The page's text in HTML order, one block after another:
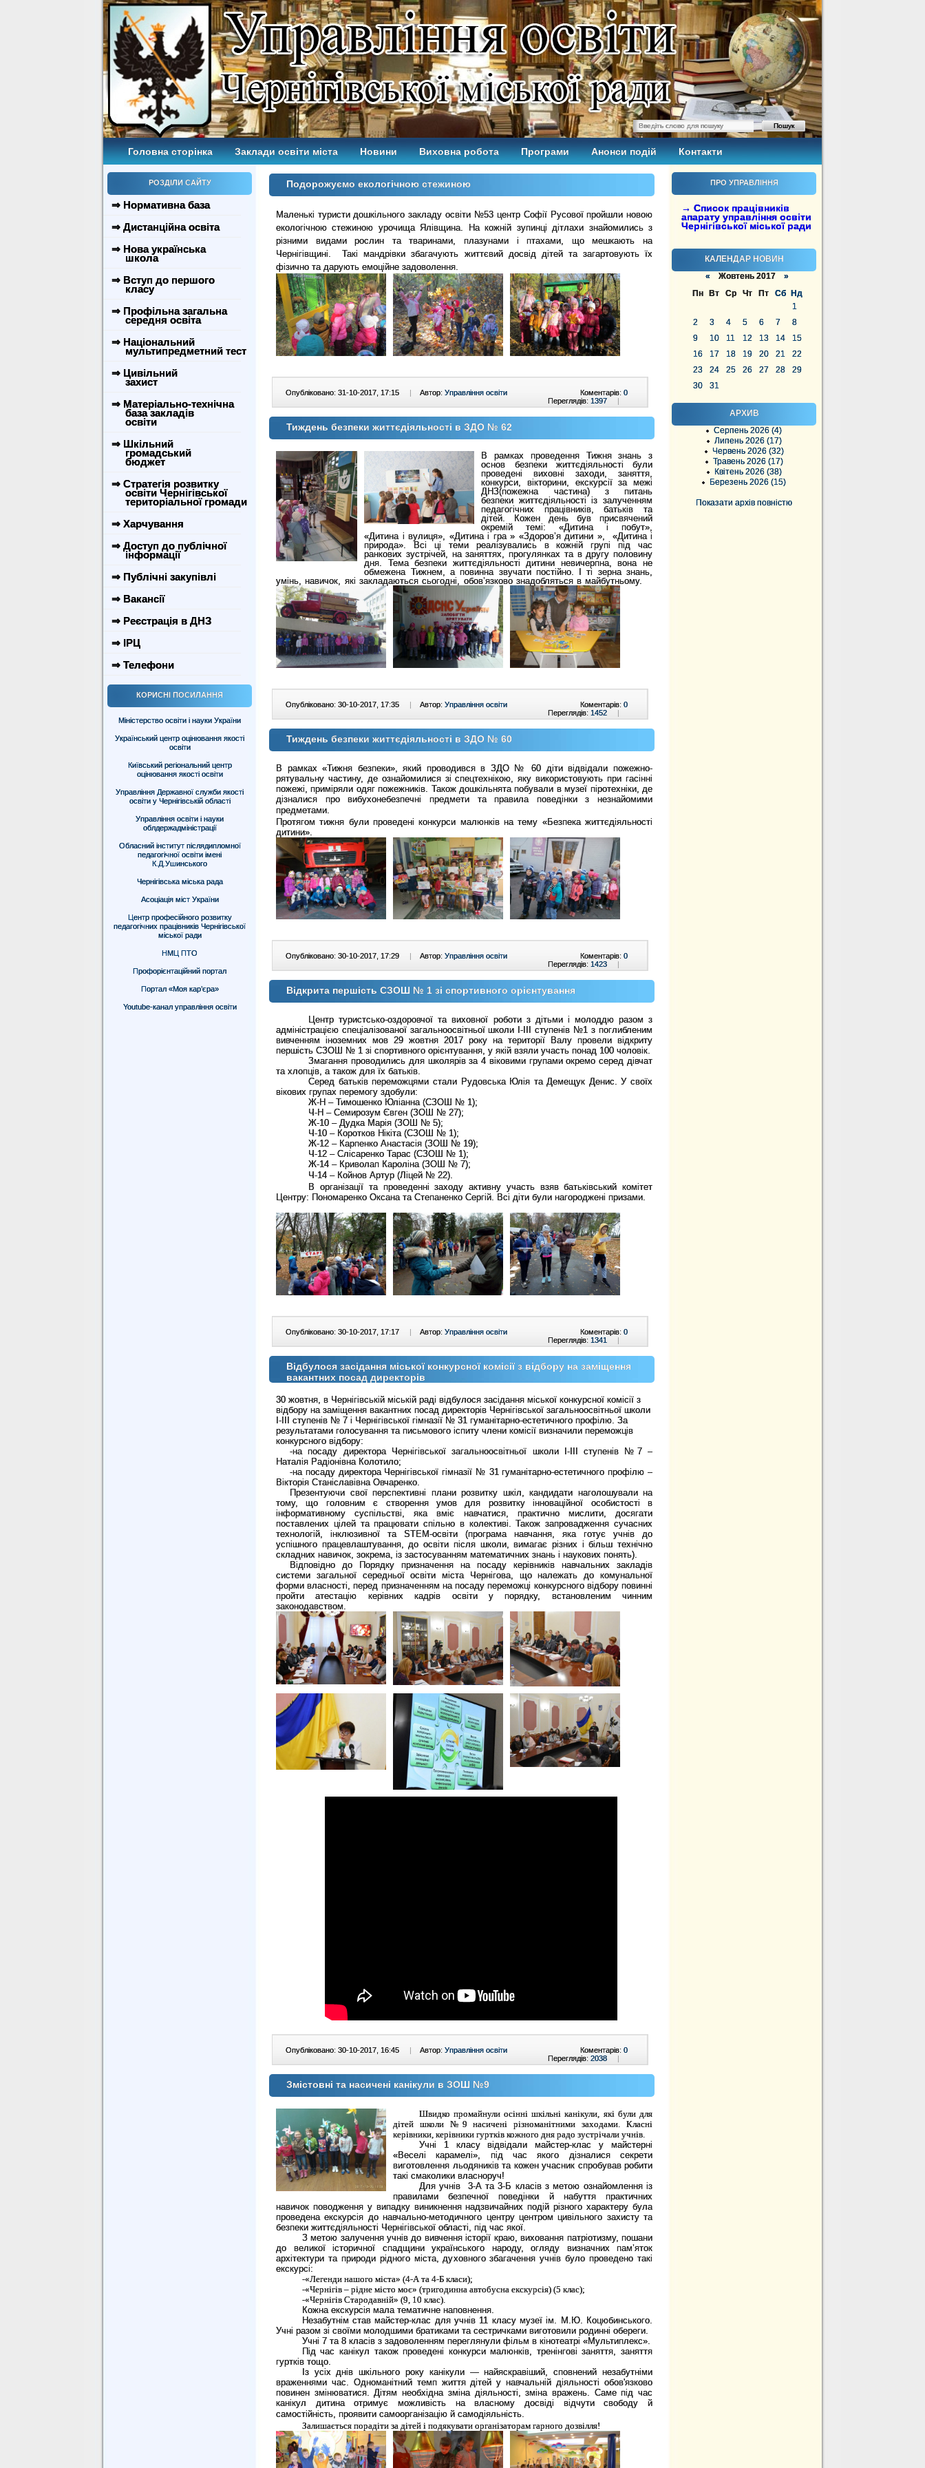
Головна сторінка Заклади освіти міста Новини Виховна робота Програми Анонси подій Контакти
РОЗДІЛИ САЙТУ
⇒ Нормативна база
⇒ Дистанційна освіта
⇒ Нова українська
школа
⇒ Вступ до першого
класу
⇒ Профільна загальна
середня освіта
⇒ Національний
мультипредметний тест
⇒ Цивільний
захист
⇒ Матеріально-технічна
база закладів
освіти
⇒ Шкільний
громадський
бюджет
⇒ Стратегія розвитку
освіти Чернігівської
територіальної громади
⇒ Харчування
⇒ Доступ до публічної
інформації
⇒ Публічні закупівлі
⇒ Вакансії
⇒ Реєстрація в ДНЗ
⇒ ІРЦ
⇒ Телефони
КОРИСНІ ПОСИЛАННЯ
Міністерство освіти і науки України
Український центр оцінювання якості
освіти
Київський регіональний центр
оцінювання якості освіти
Управління Державної служби якості
освіти у Чернігівській області
Управління освіти і науки
облдержадміністрації
Обласний інститут післядипломної
педагогічної освіти імені
К.Д.Ушинського
Чернігівська міська рада
Асоціація міст України
Центр професійного розвитку
педагогічних працівників Чернігівської
міської ради
НМЦ ПТО
Профорієнтаційний портал
Портал «Моя кар’єра»
Youtube-канал управління освіти
ПРО УПРАВЛІННЯ
→ Список працівників
апарату управління освіти
Чернігівської міської ради
КАЛЕНДАР НОВИН
« Жовтень 2017 »
Пн
Вт Ср Чт Пт Сб
Нд
1
2
3 4 5 6 7
8
9
10 11 12 13 14
15
16
17 18 19 20 21
22
23
24 25 26 27 28
29
30
31
АРХИВ
Серпень 2026 (4)
Липень 2026 (17)
Червень 2026 (32)
Травень 2026 (17)
Квітень 2026 (38)
Березень 2026 (15)
Показати архів повністю
Подорожуємо екологічною стежиною
Маленькі туристи дошкільного закладу освіти №53 центр Софії Русової пройшли новою
екологічною стежиною урочища Ялівщина. На кожній зупинці дітлахи знайомились з
різними видами рослин та тваринами, плазунами і птахами, що мешкають на
Чернігівщині. Такі мандрівки збагачують життєвий досвід дітей та загартовують їх
фізично та дарують емоційне задоволення.
Опубліковано: 31-10-2017, 17:15 | Автор: Управління освіти Коментарів: 0
Переглядів: 1397 |
Тиждень безпеки життєдіяльності в ЗДО № 62
В рамках проведення Тижня знань з
основ безпеки життєдіяльності були
проведені виховні заходи, заняття,
конкурси, вікторини, екскурсії за межі
ДНЗ(пожежна частина) з питань
безпеки життєдіяльності із залученням
педагогічних працівників, батьків та
дітей. Кожен день був присвячений
окремій темі: «Дитина і побут»,
«Дитина і вулиця», «Дитина і гра » «Здоров’я дитини », «Дитина і
природа». Всі ці теми реалізувались в кожній групі під час
ранкових зустрічей, на заняттях, прогулянках та в другу половину
дня. Тема безпеки життєдіяльності дитини невичерпна, вона не
обмежена Тижнем, а повинна звучати постійно. І ті зерна знань,
умінь, навичок, які закладаються сьогодні, обов’язково знадобляться в майбутньому.
Опубліковано: 30-10-2017, 17:35 | Автор: Управління освіти Коментарів: 0
Переглядів: 1452 |
Тиждень безпеки життєдіяльності в ЗДО № 60
В рамках «Тижня безпеки», який проводився в ЗДО № 60 діти відвідали пожежно-
рятувальну частину, де ознайомилися зі спецтехнікою, яку використовують при гасінні
пожежі, приміряли одяг пожежників. Також дошкільнята побували в музеї піротехніки, де
дізналися про вибухонебезпечні предмети та правила поведінки з незнайомими
предметами.
Протягом тижня були проведені конкурси малюнків на тему «Безпека життєдіяльності
дитини».
Опубліковано: 30-10-2017, 17:29 Автор: Управління освіти Коментарів: 0
Переглядів: 1423
Відкрита першість СЗОШ № 1 зі спортивного орієнтування
Центр туристсько-оздоровчої та виховної роботи з дітьми і молоддю разом з
адміністрацією спеціалізованої загальноосвітньої школи І-ІІІ ступенів №1 з поглибленим
вивченням іноземних мов 29 жовтня 2017 року на території Валу провели відкриту
першість СЗОШ № 1 зі спортивного орієнтування, у якій взяли участь понад 100 чоловік.
Змагання проводились для школярів за 4 віковими групами окремо серед дівчат
та хлопців, а також для їх батьків.
Серед батьків переможцями стали Рудовська Юлія та Демещук Денис. У своїх
вікових групах перемогу здобули:
Ж-Н – Тимошенко Юліанна (СЗОШ № 1);
Ч-Н – Семирозум Євген (ЗОШ № 27);
Ж-10 – Дудка Марія (ЗОШ № 5);
Ч-10 – Коротков Нікіта (СЗОШ № 1);
Ж-12 – Карпенко Анастасія (ЗОШ № 19);
Ч-12 – Слісаренко Тарас (СЗОШ № 1);
Ж-14 – Криволап Кароліна (ЗОШ № 7);
Ч-14 – Койнов Артур (Ліцей № 22).
В організації та проведенні заходу активну участь взяв батьківський комітет
Центру: Пономаренко Оксана та Степаненко Сергій. Всі діти були нагороджені призами.
Опубліковано: 30-10-2017, 17:17 Автор: Управління освіти Коментарів: 0
Переглядів: 1341
Відбулося засідання міської конкурсної комісії з відбору на заміщення
вакантних посад директорів
30 жовтня, в Чернігівській міській раді відбулося засідання міської конкурсної комісії з
відбору на заміщення вакантних посад директорів Чернігівської загальноосвітньої школи
І-ІІІ ступенів № 7 і Чернігівської гімназії № 31 гуманітарно-естетичного профілю. За
результатами голосування та письмового іспиту члени комісії визначили переможців
конкурсного відбору:
-на посаду директора Чернігівської загальноосвітньої школи І-ІІІ ступенів №7 –
Наталія Радіонівна Колотило;
-на посаду директора Чернігівської гімназії № 31 гуманітарно-естетичного профілю –
Вікторія Станіславівна Овчаренко.
Презентуючи свої перспективні плани розвитку шкіл, кандидати наголошували на
тому, що головним є створення умов для розвитку інноваційної особистості в
інформативному суспільстві, яка вміє навчатися, практично мислити, досягати
поставлених цілей та працювати спільно в колективі. Також запровадження сучасних
технологій, інклюзивної та STEM-освіти (програма навчання, яка готує учнів до
успішного працевлаштування, до освіти після школи, вимагає різних і більш технічно
складних навичок, зокрема, із застосуванням математичних знань і наукових понять).
Відповідно до Порядку призначення на посаду керівників навчальних закладів
системи загальної середньої освіти міста Чернігова, що належать до комунальної
форми власності, перед призначенням на посаду переможці конкурсного відбору повинні
пройти атестацію керівних кадрів освіти у порядку, встановленим чинним
законодавством.
Опубліковано: 30-10-2017, 16:45 | Автор: Управління освіти Коментарів: 0
Переглядів: 2038 |
Змістовні та насичені канікули в ЗОШ №9
Швидко промайнули осінні шкільні канікули, які були для
дітей школи №9 насичені різноманітними заходами. Класні
керівники, керівники гуртків кожного дня радо зустрічали учнів.
Учні 1 класу відвідали майстер-клас у майстерні
«Веселі карамелі», під час якого дізналися секрети
виготовлення льодяників та кожен учасник спробував робити
такі смаколики власноруч!
Для учнів 3-А та 3-Б класів з метою ознайомлення із
правилами безпечної поведінки й набуття практичних
навичок поводження у випадку виникнення надзвичайних подій різного характеру була
проведена екскурсія до навчально-методичного центру центром цивільного захисту та
безпеки життєдіяльності Чернігівської області, під час якої.
З метою залучення учнів до вивчення історії краю, виховання патріотизму, пошани
до великої історичної спадщини українського народу, огляду визначних пам’яток
архітектури та природи рідного міста, духовного збагачення учнів було проведено такі
екскурсі:
-«Легенди нашого міста» (4-А та 4-Б класи);
-«Чернігів – рідне місто моє» (тригодинна автобусна екскурсія) (5 клас);
-«Чернігів Стародавній» (9, 10 клас).
Кожна екскурсія мала тематичне наповнення.
Незабутнім став майстер-клас для учнів 11 класу музеї ім. М.Ю. Коцюбинського.
Учні разом зі своїми молодшими братиками та сестричками виготовили родинні обереги.
Учні 7 та 8 класів з задоволенням переглянули фільм в кінотеатрі «Мультиплекс».
Під час канікул також проведені конкурси малюнків, тренінгові заняття, заняття
гуртків тощо.
Із усіх днів шкільного року канікули — найяскравіший, сповнений незабутніми
враженнями час. Одноманітний темп життя дітей у навчальній діяльності обов'язково
повинен змінюватися. Дітям необхідна зміна діяльності, зміна вражень. Саме під час
канікул дитина отримує можливість на власному досвіді відчути свободу й
самостійність, проявити самоорганізацію й самодіяльність.
Залишається порадіти за дітей і подякувати організаторам гарного дозвілля!